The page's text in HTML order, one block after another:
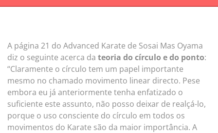
A página 21 do Advanced Karate de Sosai Mas Oyama
diz o seguinte acerca da teoria do círculo e do ponto:
“Claramente o círculo tem um papel importante
mesmo no chamado movimento linear directo. Pese
embora eu já anteriormente tenha enfatizado o
suficiente este assunto, não posso deixar de realçá-lo,
porque o uso consciente do círculo em todos os
movimentos do Karate são da maior importância. A